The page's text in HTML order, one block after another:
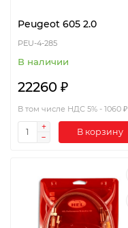
Peugeot 605 2.0
PEU-4-285
В наличии
22260 ₽
В том числе НДС 5% - 1060 ₽
В корзину